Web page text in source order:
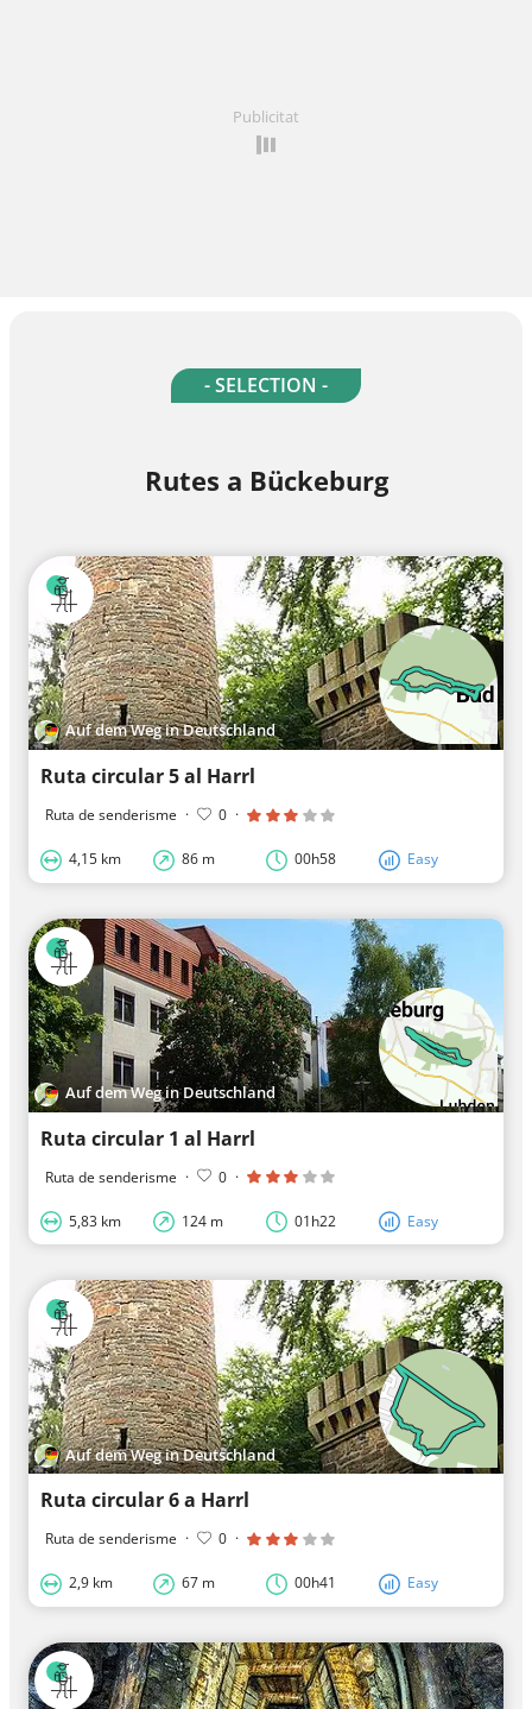
Publicitat
- SELECTION -
Rutes a Bückeburg
Auf dem Weg in Deutschland
Ruta circular 5 al Harrl
Ruta de senderisme · 0 ·
4,15 km 86 m 00h58 Easy
Auf dem Weg in Deutschland
Ruta circular 1 al Harrl
Ruta de senderisme · 0 ·
5,83 km 124 m 01h22 Easy
Auf dem Weg in Deutschland
Ruta circular 6 a Harrl
Ruta de senderisme · 0 ·
2,9 km 67 m 00h41 Easy